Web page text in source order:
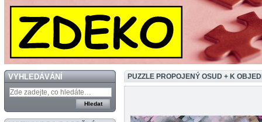
VYHLEDÁVÁNÍ PUZZLE PROPOJENÝ OSUD + K